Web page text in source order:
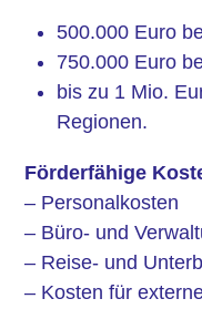
500.000 Euro
750.000 Euro
bis zu 1 Mio.
Regionen.
Förderfähige
– Personalkosten
– Büro- und
– Reise- und
– Kosten für